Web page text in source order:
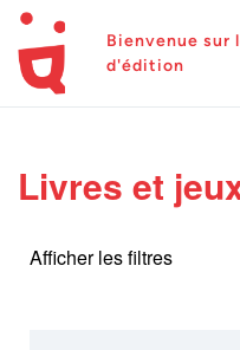
Bienvenue sur
d'édition
Livres et
Afficher les filtres